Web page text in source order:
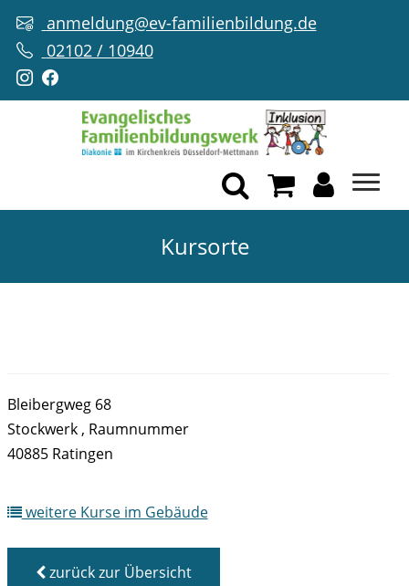
anmeldung@ev-familienbildung.de
02102 / 10940
Kursorte
Bleibergweg 68
Stockwerk , Raumnummer
40885 Ratingen
weitere Kurse im Gebäude
zurück zur Übersicht